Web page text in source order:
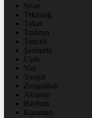
Sivas
Tekirdağ
Tokat
Trabzon
Tunceli
Şanlıurfa
Uşak
Van
Yozgat
Zonguldak
Aksaray
Bayburt
Karaman